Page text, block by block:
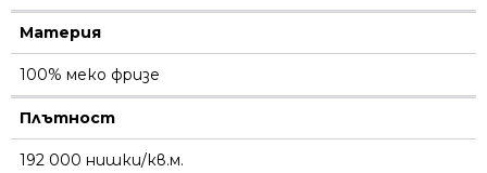
Материя
100% меко фризе
Плътност
192 000 нишки/кв.м.